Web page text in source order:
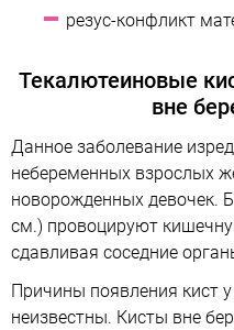
резус-конфликт
Текалютеиновые
вне
Данное заболевание
небеременных взрослых
новорожденных девочек.
см.) провоцируют
сдавливая соседние
Причины появления кист
неизвестны. Кисты вне